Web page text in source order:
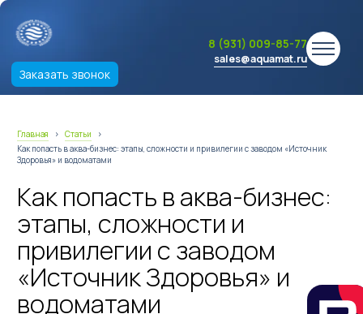
Заказать звонок
8 (931) 009-85-77
sales@aquamat.ru
Главная › Статьи
›
Как попасть в аква-бизнес: этапы, сложности и привилегии с заводом «Источник
Здоровья» и водоматами
Как попасть в аква-бизнес:
этапы, сложности и
привилегии с заводом
«Источник Здоровья» и
водоматами